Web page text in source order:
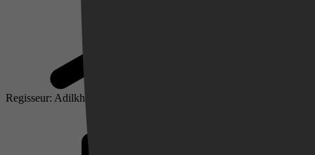
Regisseur: Adilkhan Yerzhanov